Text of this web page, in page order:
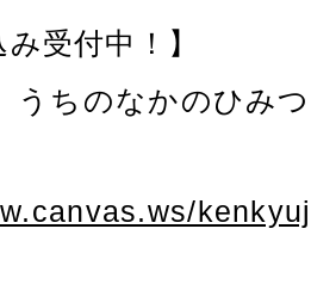
み受付中！】
ちのなかのひみ